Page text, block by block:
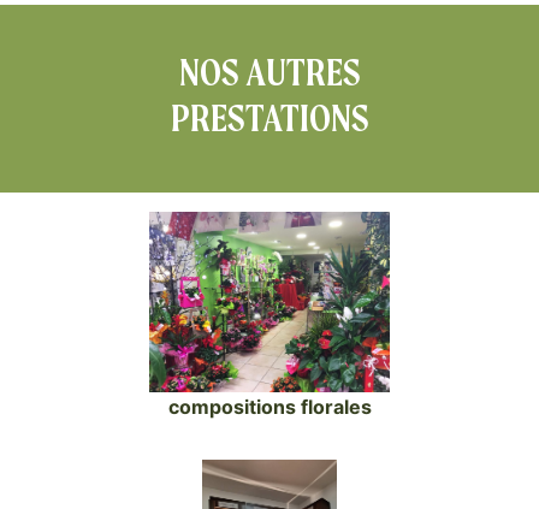
NOS AUTRES
PRESTATIONS
compositions florales